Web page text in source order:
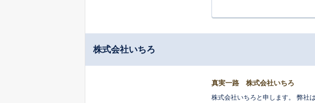
株式会社いちろ
真実一路 株式会社いちろ
株式会社いちろと申します。 弊社